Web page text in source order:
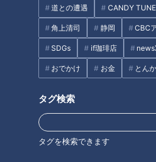
道との遭遇 CANDY TUNE
角上清司 静岡 CBC
SDGs if珈琲店
おでかけ お金 とん
タグ検索
タグを検索できます
えた時代を超える言葉
タグ
スポーツ 中日ドラゴンズ コ
オススメ関連コンテンツ